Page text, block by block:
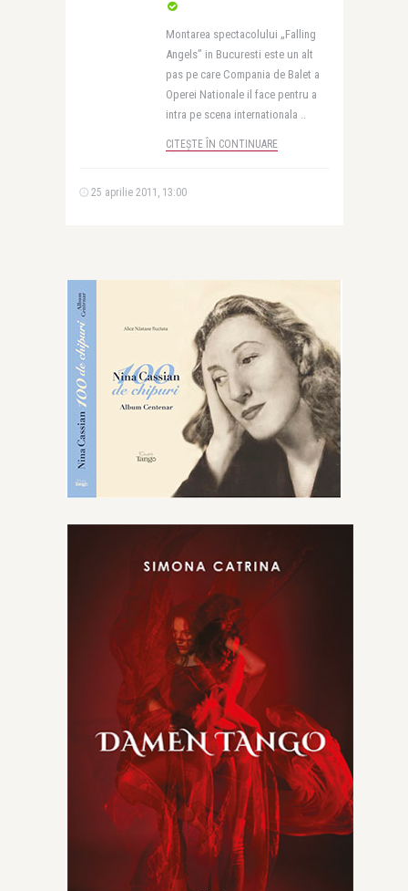
Montarea spectacolului „Falling
Angels” in Bucuresti este un alt
pas pe care Compania de Balet a
Operei Nationale il face pentru a
intra pe scena internationala ..
CITEȘTE ÎN CONTINUARE
25 aprilie 2011, 13:00